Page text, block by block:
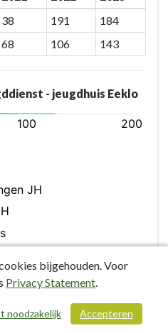
38 191
184
68 106 143
- jeugdhuis Eeklo
2022 2023
/ 321
bijgehouden. Voor
Privacy Statement.
Accepteren
noodzakelijk